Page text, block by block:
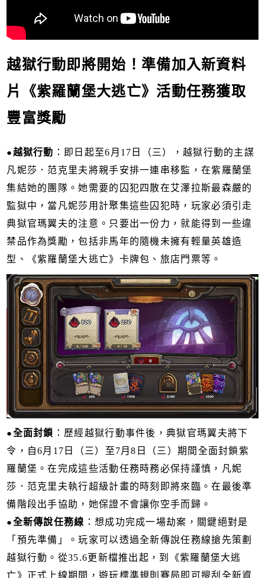
越獄行動即將開始！準備加入新資料
片《紫羅蘭堡大逃亡》活動任務獲取
豐富獎勵
●越獄行動 ：即日起至6月17日（三），越獄行動的主謀
凡妮莎．范克里夫將親手安排一連串移監，在紫羅蘭堡
集結她的團隊。她需要的囚犯四散在艾澤拉斯最森嚴的
監獄中，當凡妮莎用計聚集這些囚犯時，玩家必須引走
典獄官瑪翼夫的注意。只要出一份力，就能得到一些違
禁品作為獎勵，包括非馬年的隨機未擁有輕量英雄造
型、《紫羅蘭堡大逃亡》卡牌包、旅店門票等。
●全面封鎖 ：歷經越獄行動事件後，典獄官瑪翼夫將下
令，自6月17日（三）至7月8日（三）期間全面封鎖紫
羅蘭堡。在完成這些活動任務時務必保持謹慎，凡妮
莎．范克里夫執行超級計畫的時刻即將來臨。在最後準
備階段出手協助，她保證不會讓你空手而歸。
●全新傳說任務線 ：想成功完成一場劫案，關鍵絕對是
「預先準備」。玩家可以透過全新傳說任務線搶先策劃
越獄行動。從35.6更新檔推出起，到《紫羅蘭堡大逃
亡》正式上線期間，遊玩標準規則賽局即可搜刮全新資